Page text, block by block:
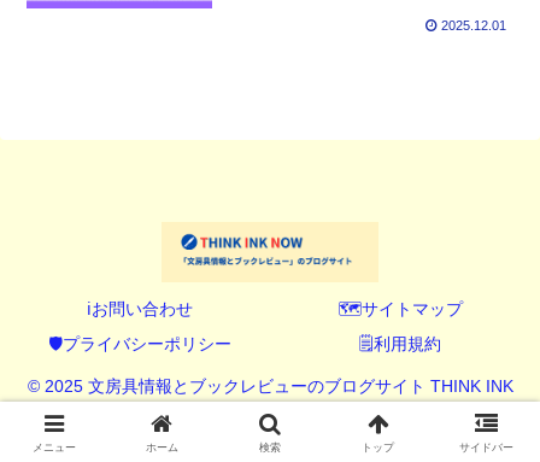
2025.12.01
ℹ️お問い合わせ
🗺️サイトマップ
🛡️プライバシーポリシー
🗒️利用規約
© 2025 文房具情報とブックレビューのブログサイト THINK INK
NOW (シンク インク ナウ).
メニュー ホーム 検索 トップ サイドバー